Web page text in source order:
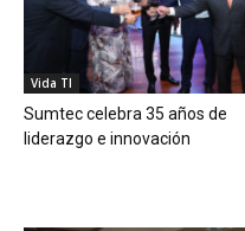
Vida TI
Sumtec celebra 35 años de
liderazgo e innovación